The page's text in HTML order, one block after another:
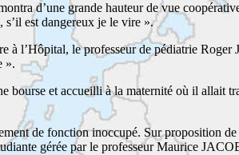
d’une grande hauteur de vue
est dangereux je le vire ».
à l’Hôpital, le professeur de pédiatrie Roger
».
et accueilli à la maternité où il allait
de fonction inoccupé. Sur proposition de
gérée par le professeur Maurice